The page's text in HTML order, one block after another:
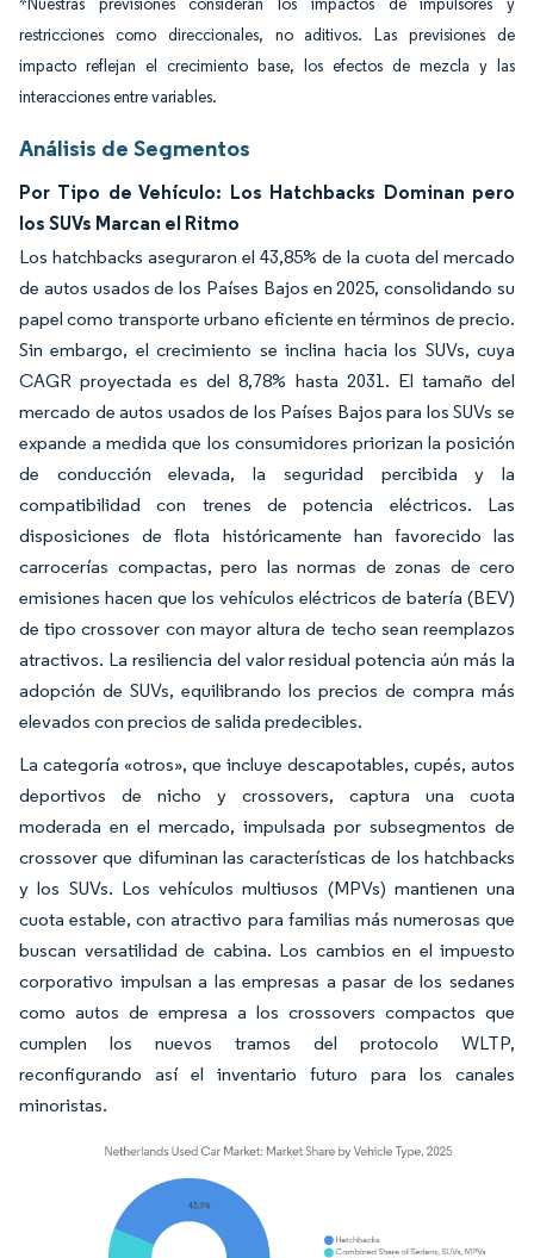
*Nuestras previsiones consideran los impactos de impulsores y
restricciones como direccionales, no aditivos. Las previsiones de
impacto reflejan el crecimiento base, los efectos de mezcla y las
interacciones entre variables.
Análisis de Segmentos
Por Tipo de Vehículo: Los Hatchbacks Dominan pero
los SUVs Marcan el Ritmo
Los hatchbacks aseguraron el 43,85% de la cuota del mercado
de autos usados de los Países Bajos en 2025, consolidando su
papel como transporte urbano eficiente en términos de precio.
Sin embargo, el crecimiento se inclina hacia los SUVs, cuya
CAGR proyectada es del 8,78% hasta 2031. El tamaño del
mercado de autos usados de los Países Bajos para los SUVs se
expande a medida que los consumidores priorizan la posición
de conducción elevada, la seguridad percibida y la
compatibilidad con trenes de potencia eléctricos. Las
disposiciones de flota históricamente han favorecido las
carrocerías compactas, pero las normas de zonas de cero
emisiones hacen que los vehículos eléctricos de batería (BEV)
de tipo crossover con mayor altura de techo sean reemplazos
atractivos. La resiliencia del valor residual potencia aún más la
adopción de SUVs, equilibrando los precios de compra más
elevados con precios de salida predecibles.
La categoría «otros», que incluye descapotables, cupés, autos
deportivos de nicho y crossovers, captura una cuota
moderada en el mercado, impulsada por subsegmentos de
crossover que difuminan las características de los hatchbacks
y los SUVs. Los vehículos multiusos (MPVs) mantienen una
cuota estable, con atractivo para familias más numerosas que
buscan versatilidad de cabina. Los cambios en el impuesto
corporativo impulsan a las empresas a pasar de los sedanes
como autos de empresa a los crossovers compactos que
cumplen los nuevos tramos del protocolo WLTP,
reconfigurando así el inventario futuro para los canales
minoristas.